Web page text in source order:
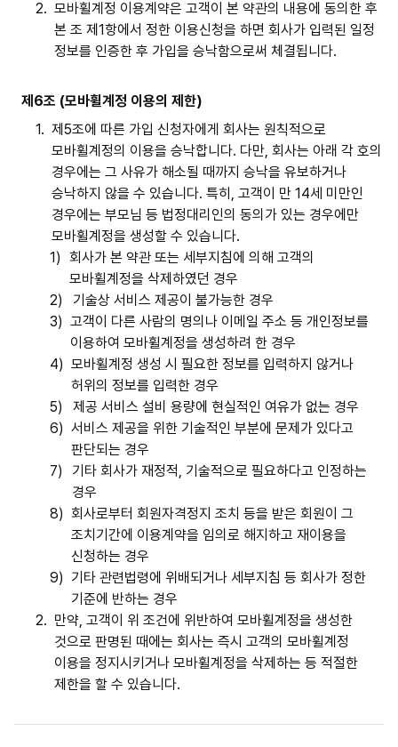
2. 모바휠계정 이용계약은 고객이 본 약관의 내용에 동의한 후
본 조 제1항에서 정한 이용신청을 하면 회사가 입력된 일정
정보를 인증한 후 가입을 승낙함으로써 체결됩니다.
제6조 (모바휠계정 이용의 제한)
1. 제5조에 따른 가입 신청자에게 회사는 원칙적으로
모바휠계정의 이용을 승낙합니다. 다만, 회사는 아래 각 호의
경우에는 그 사유가 해소될 때까지 승낙을 유보하거나
승낙하지 않을 수 있습니다. 특히, 고객이 만 14세 미만인
경우에는 부모님 등 법정대리인의 동의가 있는 경우에만
모바휠계정을 생성할 수 있습니다.
1) 회사가 본 약관 또는 세부지침에 의해 고객의
모바휠계정을 삭제하였던 경우
2)
기술상 서비스 제공이 불가능한 경우
3) 고객이 다른 사람의 명의나 이메일 주소 등 개인정보를
이용하여 모바휠계정을 생성하려 한 경우
4) 모바휠계정 생성 시 필요한 정보를 입력하지 않거나
허위의 정보를 입력한 경우
5)
제공 서비스 설비 용량에 현실적인 여유가 없는 경우
6) 서비스 제공을 위한 기술적인 부분에 문제가 있다고
판단되는 경우
7)
기타 회사가 재정적, 기술적으로 필요하다고 인정하는
경우
8) 회사로부터 회원자격정지 조치 등을 받은 회원이 그
조치기간에 이용계약을 임의로 해지하고 재이용을
신청하는 경우
9) 기타 관련법령에 위배되거나 세부지침 등 회사가 정한
기준에 반하는 경우
2. 만약, 고객이 위 조건에 위반하여 모바휠계정을 생성한
것으로 판명된 때에는 회사는 즉시 고객의 모바휠계정
이용을 정지시키거나 모바휠계정을 삭제하는 등 적절한
제한을 할 수 있습니다.